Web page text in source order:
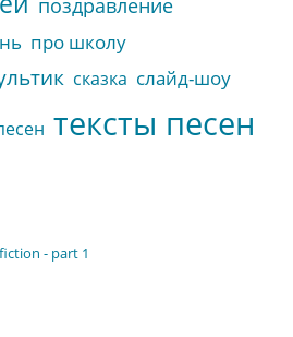
поздравление
про школу
сказка слайд-шоу
тексты песен